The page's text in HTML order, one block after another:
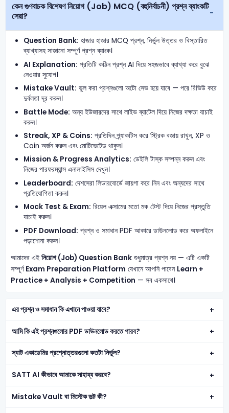
কেন গুণবাচক বিশেষণ নিয়োগ (Job) MCQ (বহুনির্বাচনী) প্রশ্ন ব্যাংকটি
সেরা?
Question Bank: হাজার হাজার MCQ প্রশ্ন, নির্ভুল উত্তর ও বিস্তারিত
ব্যাখ্যাসহ সাজানো সম্পূর্ণ প্রশ্ন ব্যাংক।
AI Explanation: প্রতিটি কঠিন প্রশ্ন AI দিয়ে সহজভাবে ব্যাখ্যা করে বুঝে
নেওয়ার সুযোগ।
Mistake Vault: ভুল করা প্রশ্নগুলো অটো সেভ হয়ে যাবে — পরে রিভিউ করে
দুর্বলতা দূর করুন।
Battle Mode: অন্য ইউজারদের সাথে লাইভ ব্যাটেল দিয়ে নিজের দক্ষতা যাচাই
করুন।
Streak, XP & Coins: প্রতিদিন প্র্যাকটিস করে স্ট্রিক বজায় রাখুন, XP ও
Coin অর্জন করুন এবং মোটিভেটেড থাকুন।
Mission & Progress Analytics: ডেইলি টাস্ক সম্পন্ন করুন এবং
নিজের পারফরম্যান্স এনালাইসিস দেখুন।
Leaderboard: দেশসেরা লিডারবোর্ডে জায়গা করে নিন এবং অন্যদের সাথে
প্রতিযোগিতা করুন।
Mock Test & Exam: রিয়েল এক্সামের মতো মক টেস্ট দিয়ে নিজের প্রস্তুতি
যাচাই করুন।
PDF Download: প্রশ্ন ও সমাধান PDF আকারে ডাউনলোড করে অফলাইনে
পড়াশোনা করুন।
আমাদের এই নিয়োগ (Job) Question Bankশুধুমাত্র প্রশ্ন নয় — এটি একটি
সম্পূর্ণ Exam Preparation Platform যেখানে আপনি পাবেন Learn +
Practice + Analysis + Competition — সব একসাথে।
এর প্রশ্ন ও সমাধান কি এখানে পাওয়া যাবে?
আমি কি এই প্রশ্নগুলোর PDF ডাউনলোড করতে পারব?
স্যাট একাডেমির প্রশ্নোত্তরগুলো কতটা নির্ভুল?
SATT AI কীভাবে আমাকে সাহায্য করবে?
Mistake Vault বা মিস্টেক ভল্ট কী?